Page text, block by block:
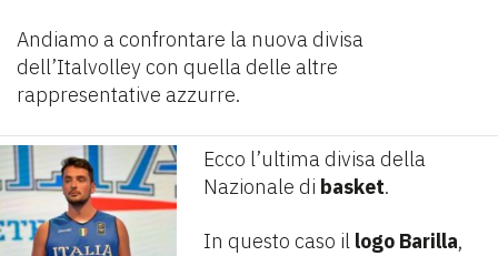
Andiamo a confrontare la nuova divisa
dell’Italvolley con quella delle altre
rappresentative azzurre.
Ecco l’ultima divisa della
Nazionale di basket.
In questo caso il logo Barilla,